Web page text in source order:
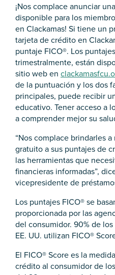
¡Nos complace anunciar
disponible para los
en Clackamas! Si tiene un
tarjeta de crédito en
puntaje FICO®. Los
trimestralmente, están
sitio web en
de la puntuación y los dos
principales, puede recibir
educativo. Tener acceso a
a comprender mejor su
“Nos complace brindarles
gratuito a sus puntajes de
las herramientas que
financieras informadas”,
vicepresidente de
Los puntajes FICO® se
proporcionada por las
del consumidor. 90% de
EE. UU. utilizan FICO®
El FICO® Score es la
crédito al consumidor de